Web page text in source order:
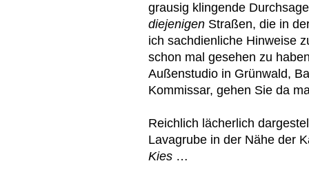
grausig klingende
diejenigen Straßen, die in
ich sachdienliche Hinweise
schon mal gesehen zu
Außenstudio in Grünwald,
Kommissar, gehen Sie da
Reichlich lächerlich
Lavagrube in der Nähe der
Kies …